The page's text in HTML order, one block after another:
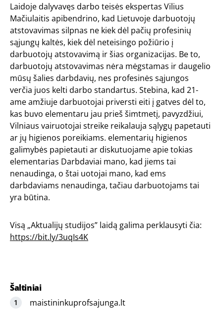
Laidoje dalyvavęs darbo teisės ekspertas Vilius
Mačiulaitis apibendrino, kad Lietuvoje darbuotojų
atstovavimas silpnas ne kiek dėl pačių profesinių
sąjungų kaltės, kiek dėl neteisingo požiūrio į
darbuotojų atstovavimą ir šias organizacijas. Be to,
darbuotojų atstovavimas nėra mėgstamas ir daugelio
mūsų šalies darbdavių, nes profesinės sąjungos
verčia juos kelti darbo standartus. Stebina, kad 21-
ame amžiuje darbuotojai priversti eiti į gatves dėl to,
kas buvo elementaru jau prieš šimtmetį, pavyzdžiui,
Vilniaus vairuotojai streike reikalauja sąlygų papetauti
ar jų higienos poreikiams. elementarių higienos
galimybės papietauti ar diskutuojame apie tokias
elementarias Darbdaviai mano, kad jiems tai
nenaudinga, o štai uotojai mano, kad ems
darbdaviams nenaudinga, tačiau darbuotojams tai
yra būtina.
Visą „Aktualijų studijos” laidą galima perklausyti čia:
https://bit.ly/3uqIs4K
Šaltiniai
maistininkuprofsajunga.lt